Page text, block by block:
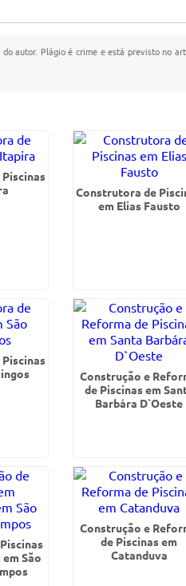
autor. Plágio é crime e está previsto no
Construtora de
em Elias Fausto
Construção e
de Piscinas em
Barbára D`Oeste
São
Construção e
de Piscinas em
Catanduva